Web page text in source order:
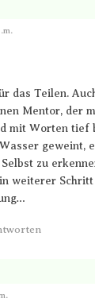
das Teilen.
Mentor, der
mit Worten tief
geweint,
zu
weiterer